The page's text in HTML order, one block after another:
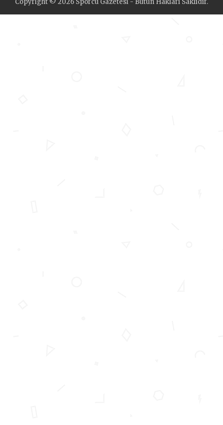
Copyright © 2026 Sporcu Gazetesi - Bütün Hakları Saklıdır.